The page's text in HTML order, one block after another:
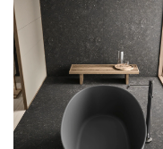
Iscriviti alla mailing list
Newsletter